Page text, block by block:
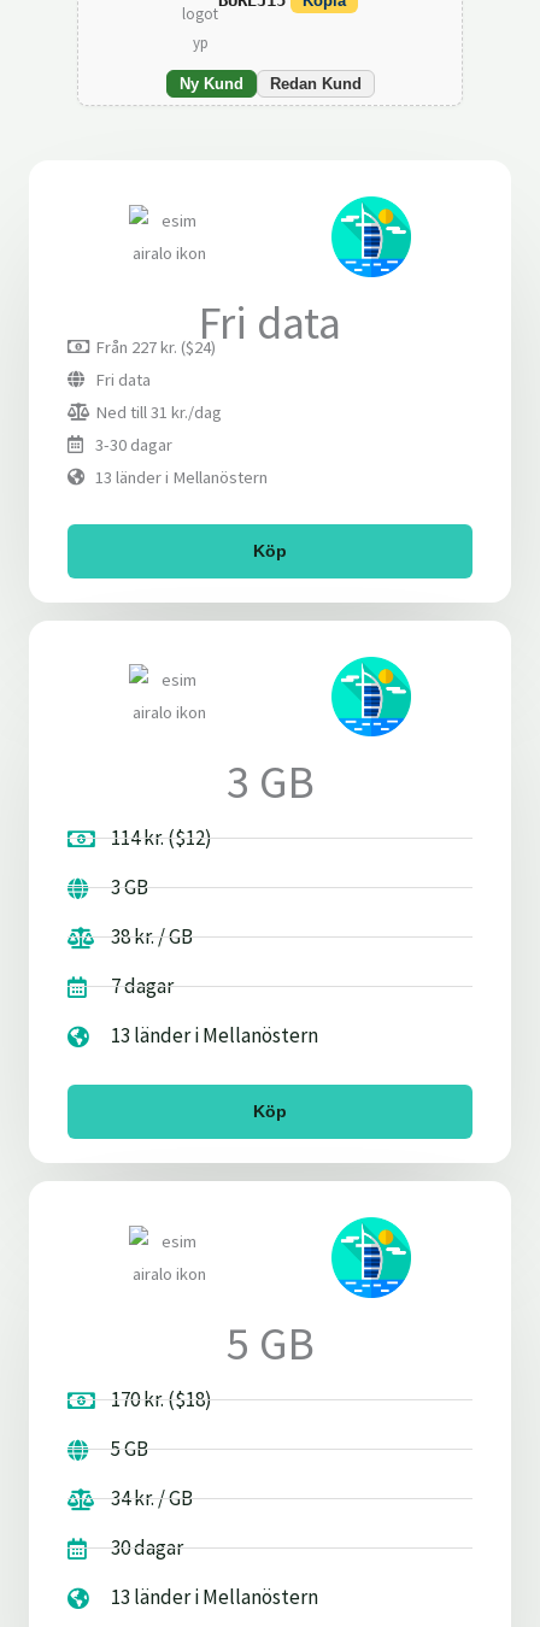
Ny Kund Redan Kund
Fri data
Från 227 kr. ($24)
Fri data
Ned till 31 kr./dag
3-30 dagar
13 länder i Mellanöstern
Köp
3 GB
114 kr. ($12)
3 GB
38 kr. / GB
7 dagar
13 länder i Mellanöstern
Köp
5 GB
170 kr. ($18)
5 GB
34 kr. / GB
30 dagar
13 länder i Mellanöstern